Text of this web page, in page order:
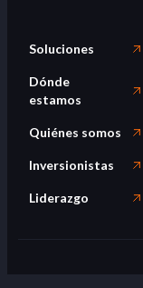
Soluciones
Dónde
estamos
Quiénes somos
Inversionistas
Liderazgo